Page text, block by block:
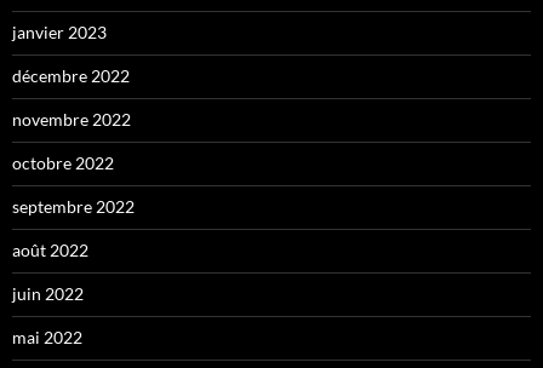
janvier 2023
décembre 2022
novembre 2022
octobre 2022
septembre 2022
août 2022
juin 2022
mai 2022